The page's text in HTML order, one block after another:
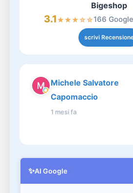
Bigeshop
3.1★★★☆☆166
scrivi
Michele Salvatore
Capomaccio
1 mesi fa
✨AI Google